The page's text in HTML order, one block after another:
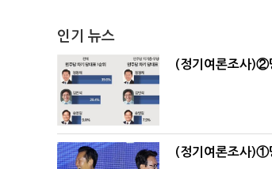
인기 뉴스
(정기여론조사)②
(정기여론조사)①